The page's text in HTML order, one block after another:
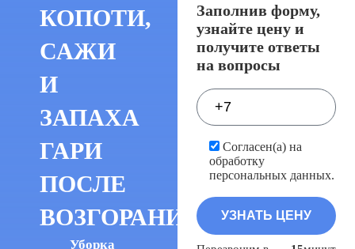
КОПОТИ,
САЖИ
И
ЗАПАХА
ГАРИ
ПОСЛЕ
ВОЗГОРАНИЯ
Уборка
Заполнив форму,
узнайте цену и
получите ответы
на вопросы
Согласен(а) на
обработку
персональных данных.